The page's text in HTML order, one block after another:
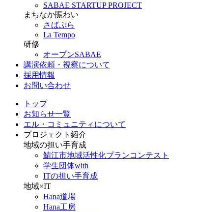
SABAE STARTUP PROJECT
まちなか賑わい
さばぷら
La Tempo
研修
オープンSABAE
講演依頼・視察について
採用情報
お問い合わせ
トップ
お知らせ一覧
エル・コミュニティについて
プロジェクト紹介
地域の担い手育成
鯖江市地域活性化プランコンテスト
学生団体with
ITの担い手育成
地域×IT
Hana道場
Hana工房